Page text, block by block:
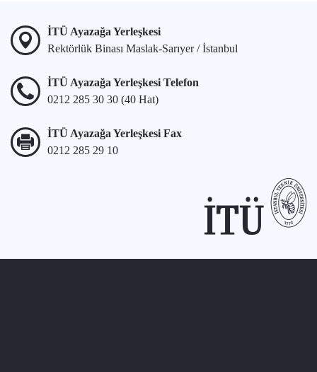
İTÜ Ayazağa Yerleşkesi
Rektörlük Binası Maslak-Sarıyer / İstanbul
İTÜ Ayazağa Yerleşkesi Telefon
0212 285 30 30 (40 Hat)
İTÜ Ayazağa Yerleşkesi Fax
0212 285 29 10